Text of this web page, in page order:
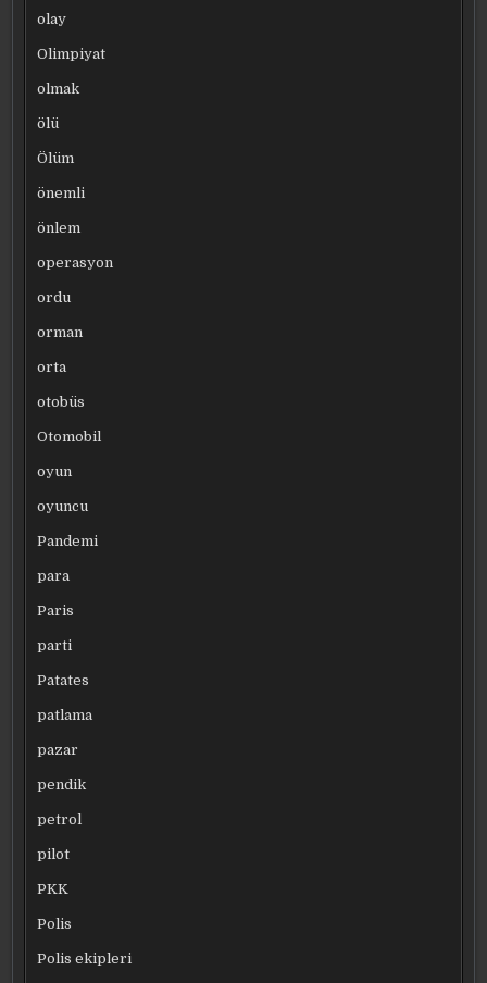
olay
Olimpiyat
olmak
ölü
Ölüm
önemli
önlem
operasyon
ordu
orman
orta
otobüs
Otomobil
oyun
oyuncu
Pandemi
para
Paris
parti
Patates
patlama
pazar
pendik
petrol
pilot
PKK
Polis
Polis ekipleri